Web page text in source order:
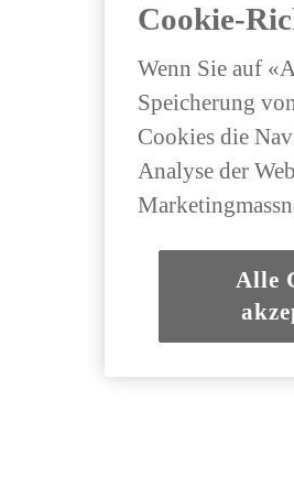
Cookie-
Wenn Sie auf
Speicherung
Cookies die
Analyse der
Alle